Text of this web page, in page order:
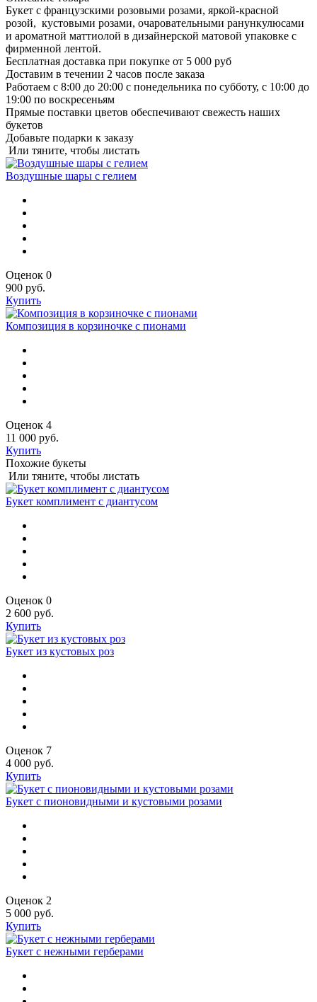
Букет с французскими розовыми розами, яркой-красной
розой, кустовыми розами, очаровательными ранункулюсами
и ароматной маттиолой в дизайнерской матовой упаковке с
фирменной лентой.
Бесплатная доставка при покупке от 5 000 руб
Доставим в течении 2 часов после заказа
Работаем с 8:00 до 20:00 с понедельника по субботу, с 10:00 до
19:00 по воскресеньям
Прямые поставки цветов обеспечивают свежесть наших
букетов
Добавьте подарки к заказу
Или тяните, чтобы листать
Воздушные шары с гелием
Оценок 0
900 руб.
Купить
Композиция в корзиночке с пионами
Оценок 4
11 000 руб.
Купить
Похожие букеты
Или тяните, чтобы листать
Букет комплимент с диантусом
Оценок 0
2 600 руб.
Купить
Букет из кустовых роз
Оценок 7
4 000 руб.
Купить
Букет с пионовидными и кустовыми розами
Оценок 2
5 000 руб.
Купить
Букет с нежными герберами